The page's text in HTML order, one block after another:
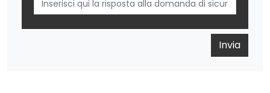
Invia